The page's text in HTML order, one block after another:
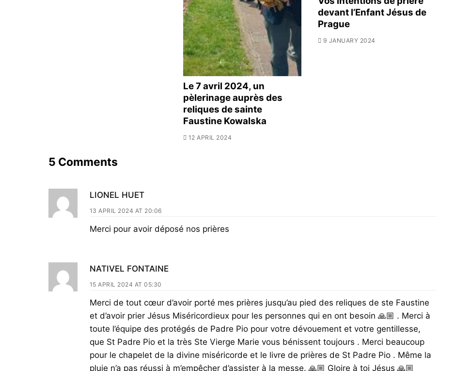
Le 7 avril 2024, un
pèlerinage auprès des
reliques de sainte
Faustine Kowalska
12 APRIL 2024
devant l’Enfant Jésus de
Prague
9 JANUARY 2024
5 Comments
LIONEL HUET
13 APRIL 2024 AT 20:06
Merci pour avoir déposé nos prières
NATIVEL FONTAINE
15 APRIL 2024 AT 05:30
Merci de tout cœur d’avoir porté mes prières jusqu’au pied des reliques de ste Faustine
et d’avoir prier Jésus Miséricordieux pour les personnes qui en ont besoin 🙏🏼 . Merci à
toute l’équipe des protégés de Padre Pio pour votre dévouement et votre gentillesse,
que St Padre Pio et la très Ste Vierge Marie vous bénissent toujours . Merci beaucoup
pour le chapelet de la divine miséricorde et le livre de prières de St Padre Pio . Même la
pluie n’a pas réussi à m’empêcher d’assister à la messe. 🙏🏼 Gloire à toi Jésus 🙏🏼